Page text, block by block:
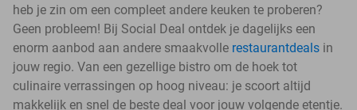
heb je zin om een compleet andere keuken te proberen?
Geen probleem! Bij Social Deal ontdek je dagelijks een
enorm aanbod aan andere smaakvolle restaurantdeals in
jouw regio. Van een gezellige bistro om de hoek tot
culinaire verrassingen op hoog niveau: je scoort altijd
makkelijk en snel de beste deal voor jouw volgende etentje.